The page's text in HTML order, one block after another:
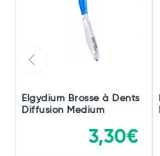
Elgydium Brosse à Dents
Diffusion Medium
3,30€